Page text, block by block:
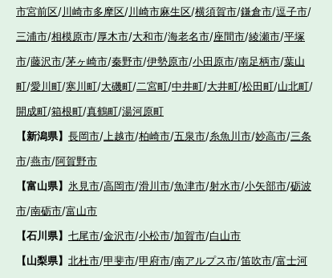
市宮前区/川崎市多摩区/川崎市麻生区/横須賀市/鎌倉市/逗子市/
三浦市/相模原市/厚木市/大和市/海老名市/座間市/綾瀬市/平塚
市/藤沢市/茅ヶ崎市/秦野市/伊勢原市/小田原市/南足柄市/葉山
町/愛川町/寒川町/大磯町/二宮町/中井町/大井町/松田町/山北町/
開成町/箱根町/真鶴町/湯河原町
【新潟県】 長岡市/上越市/柏崎市/五泉市/糸魚川市/妙高市/三条
市/燕市/阿賀野市
【富山県】 氷見市/高岡市/滑川市/魚津市/射水市/小矢部市/砺波
市/南砺市/富山市
【石川県】 七尾市/金沢市/小松市/加賀市/白山市
【山梨県】 北杜市/甲斐市/甲府市/南アルプス市/笛吹市/富士河